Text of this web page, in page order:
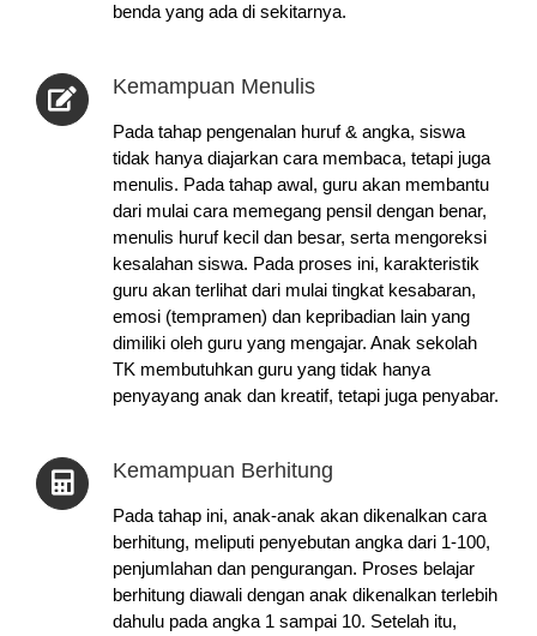
benda yang ada di sekitarnya.
Kemampuan Menulis
Pada tahap pengenalan huruf & angka, siswa
tidak hanya diajarkan cara membaca, tetapi juga
menulis. Pada tahap awal, guru akan membantu
dari mulai cara memegang pensil dengan benar,
menulis huruf kecil dan besar, serta mengoreksi
kesalahan siswa. Pada proses ini, karakteristik
guru akan terlihat dari mulai tingkat kesabaran,
emosi (tempramen) dan kepribadian lain yang
dimiliki oleh guru yang mengajar. Anak sekolah
TK membutuhkan guru yang tidak hanya
penyayang anak dan kreatif, tetapi juga penyabar.
Kemampuan Berhitung
Pada tahap ini, anak-anak akan dikenalkan cara
berhitung, meliputi penyebutan angka dari 1-100,
penjumlahan dan pengurangan. Proses belajar
berhitung diawali dengan anak dikenalkan terlebih
dahulu pada angka 1 sampai 10. Setelah itu,